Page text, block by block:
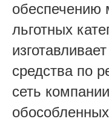
обеспечению
льготных
средства по
сеть